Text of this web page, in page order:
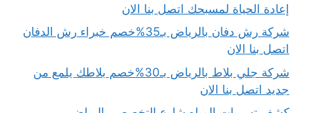
إعادة الحياة لمسبحك اتصل بنا الان
شركة رش دفان بالرياض بـ35%خصم خبراء رش الدفان
اتصل بنا الان
شركة جلي بلاط بالرياض بـ30%خصم بلاطك يلمع من
جديد اتصل بنا الان